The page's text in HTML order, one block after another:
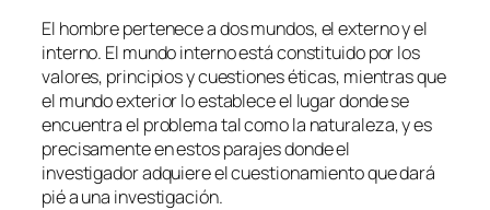
El hombre pertenece a dos mundos, el externo y el
interno. El mundo interno está constituido por los
valores, principios y cuestiones éticas, mientras que
el mundo exterior lo establece el lugar donde se
encuentra el problema tal como la naturaleza, y es
precisamente en estos parajes donde el
investigador adquiere el cuestionamiento que dará
pié a una investigación.